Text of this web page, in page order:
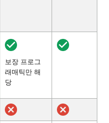
보장 프로그
래매틱만 해
당